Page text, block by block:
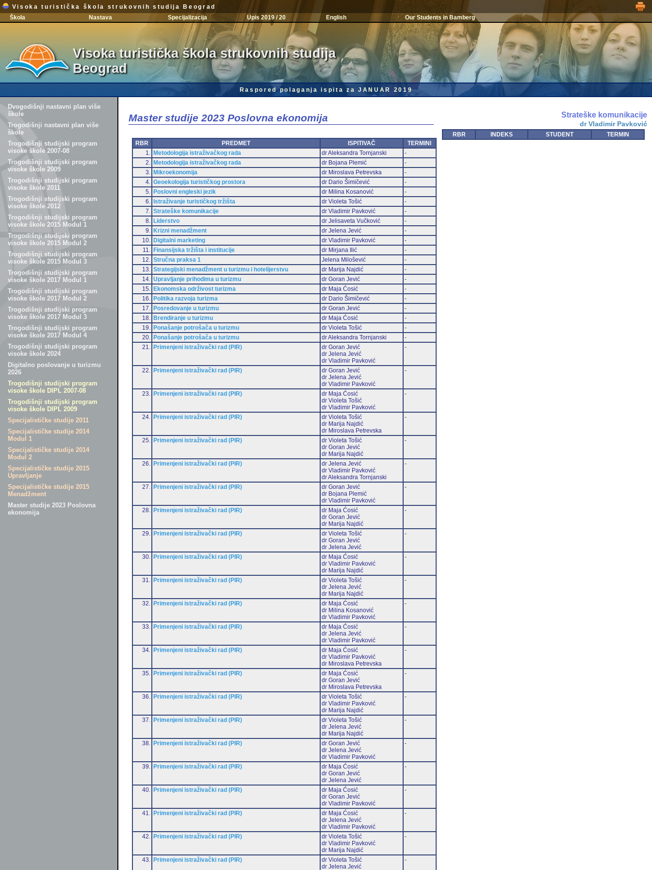
Visoka turistička škola strukovnih studija Beograd
Škola
Nastava Specijalizacija Upis 2019 / 20 English Our Students in Bamberg
Visoka turistička škola strukovnih studija
Beograd
Raspored polaganja ispita za JANUAR 2019
Dvogodišnji nastavni plan više
škole
Trogodišnji nastavni plan više
škole
Trogodišnji studijski program
visoke škole 2007-08
Trogodišnji studijski program
visoke škole 2009
Trogodišnji studijski program
visoke škole 2011
Trogodišnji studijski program
visoke škole 2012
Trogodišnji studijski program
visoke škole 2015 Modul 1
Trogodišnji studijski program
visoke škole 2015 Modul 2
Trogodišnji studijski program
visoke škole 2015 Modul 3
Trogodišnji studijski program
visoke škole 2017 Modul 1
Trogodišnji studijski program
visoke škole 2017 Modul 2
Trogodišnji studijski program
visoke škole 2017 Modul 3
Trogodišnji studijski program
visoke škole 2017 Modul 4
Trogodišnji studijski program
visoke škole 2024
Digitalno poslovanje u turizmu
2026
Trogodišnji studijski program
visoke škole DIPL 2007-08
Trogodišnji studijski program
visoke škole DIPL 2009
Specijalističke studije 2011
Specijalističke studije 2014
Modul 1
Specijalističke studije 2014
Modul 2
Specijalističke studije 2015
Upravljanje
Specijalističke studije 2015
Menadžment
Master studije 2023 Poslovna
ekonomija
Master studije 2023 Poslovna ekonomija
RBR PREDMET ISPITIVAČ
TERMINI
1.
Metodologija istraživačkog rada dr Aleksandra Tornjanski
-
2.
Metodologija istraživačkog rada dr Bojana Plemić
-
3.
Mikroekonomija dr Miroslava Petrevska
-
4.
Geoekologija turističkog prostora dr Dario Šimičević
-
5.
Poslovni engleski jezik dr Milina Kosanović
-
6.
Istraživanje turističkog tržišta dr Violeta Tošić
-
7.
Strateške komunikacije dr Vladimir Pavković
-
8.
Liderstvo dr Jelisaveta Vučković
-
9.
Krizni menadžment dr Jelena Jević
-
10.
Digitalni marketing dr Vladimir Pavković
-
11.
Finansijska tržišta i institucije dr Mirjana Ilić
-
12.
Stručna praksa 1 Jelena Milošević
-
13.
Strategijski menadžment u turizmu i hotelijerstvu dr Marija Najdić
-
14.
Upravljanje prihodima u turizmu dr Goran Jević
-
15.
Ekonomska održivost turizma dr Maja Ćosić
-
16.
Politika razvoja turizma dr Dario Šimičević
-
17.
Posredovanje u turizmu dr Goran Jević
-
18.
Brendiranje u turizmu dr Maja Ćosić
-
19.
Ponašanje potrošača u turizmu dr Violeta Tošić
-
20.
Ponašanje potrošača u turizmu dr Aleksandra Tornjanski
-
21.
Primenjeni istraživački rad (PIR)
dr Goran Jević
dr Jelena Jević
dr Vladimir Pavković
-
22. Primenjeni istraživački rad (PIR)
dr Goran Jević
dr Jelena Jević
dr Vladimir Pavković
-
23. Primenjeni istraživački rad (PIR)
dr Maja Ćosić
dr Violeta Tošić
dr Vladimir Pavković
-
24. Primenjeni istraživački rad (PIR)
dr Violeta Tošić
dr Marija Najdić
dr Miroslava Petrevska
-
25. Primenjeni istraživački rad (PIR)
dr Violeta Tošić
dr Goran Jević
dr Marija Najdić
-
26. Primenjeni istraživački rad (PIR)
dr Jelena Jević
dr Vladimir Pavković
dr Aleksandra Tornjanski
-
27. Primenjeni istraživački rad (PIR)
dr Goran Jević
dr Bojana Plemić
dr Vladimir Pavković
-
28. Primenjeni istraživački rad (PIR)
dr Maja Ćosić
dr Goran Jević
dr Marija Najdić
-
29. Primenjeni istraživački rad (PIR)
dr Violeta Tošić
dr Goran Jević
dr Jelena Jević
-
30. Primenjeni istraživački rad (PIR)
dr Maja Ćosić
dr Vladimir Pavković
dr Marija Najdić
-
31. Primenjeni istraživački rad (PIR)
dr Violeta Tošić
dr Jelena Jević
dr Marija Najdić
-
32. Primenjeni istraživački rad (PIR)
dr Maja Ćosić
dr Milina Kosanović
dr Vladimir Pavković
-
33. Primenjeni istraživački rad (PIR)
dr Maja Ćosić
dr Jelena Jević
dr Vladimir Pavković
-
34. Primenjeni istraživački rad (PIR)
dr Maja Ćosić
dr Vladimir Pavković
dr Miroslava Petrevska
-
35. Primenjeni istraživački rad (PIR)
dr Maja Ćosić
dr Goran Jević
dr Miroslava Petrevska
-
36. Primenjeni istraživački rad (PIR)
dr Violeta Tošić
dr Vladimir Pavković
dr Marija Najdić
-
37. Primenjeni istraživački rad (PIR)
dr Violeta Tošić
dr Jelena Jević
dr Marija Najdić
-
38. Primenjeni istraživački rad (PIR)
dr Goran Jević
dr Jelena Jević
dr Vladimir Pavković
-
39. Primenjeni istraživački rad (PIR)
dr Maja Ćosić
dr Goran Jević
dr Jelena Jević
-
40. Primenjeni istraživački rad (PIR)
dr Maja Ćosić
dr Goran Jević
dr Vladimir Pavković
-
41. Primenjeni istraživački rad (PIR)
dr Maja Ćosić
dr Jelena Jević
dr Vladimir Pavković
-
42. Primenjeni istraživački rad (PIR)
dr Violeta Tošić
dr Vladimir Pavković
dr Marija Najdić
-
43. Primenjeni istraživački rad (PIR)
dr Violeta Tošić
dr Jelena Jević
-
Strateške komunikacije
dr Vladimir Pavković
RBR INDEKS STUDENT TERMIN